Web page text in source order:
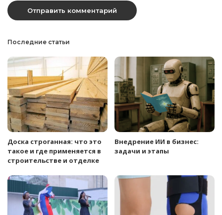
Последние статьи
Доска строганная: что это
такое и где применяется в
строительстве и отделке
Внедрение ИИ в бизнес:
задачи и этапы